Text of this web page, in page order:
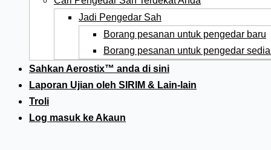
Jadi Pengedar Sah
Borang pesanan untuk pengedar baru
Borang pesanan untuk pengedar
Sahkan Aerostix™ anda di sini
Laporan Ujian oleh SIRIM & Lain-lain
Troli
Log masuk ke Akaun